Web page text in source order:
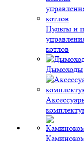
Пульты и
котлов
Дымоходы